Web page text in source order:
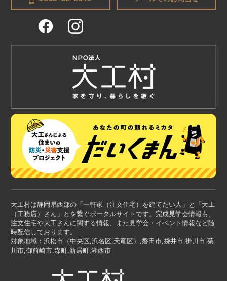
大工村は静岡県西部の「一軒家（注文住宅）を建てたい人」と「大工
（工務店）さん」とを繋ぐポータルサイトです。完成見学会情報も。
注文住宅や大工さんに関する情報、また見学会・イベント情報など随
時配信しております。
対象地域：浜松市（中央区,浜名区,天竜区）,磐田市,袋井市,掛川市,菊
川市,御前崎市,森町,新居町,湖西市